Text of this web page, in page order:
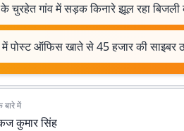
के चुरहेत गांव में सड़क किनारे झूल रहा बिजली
में पोस्ट ऑफिस खाते से 45 हजार की साइबर
में
कुमार सिंह